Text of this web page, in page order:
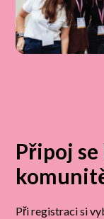
Připoj
Při registraci si